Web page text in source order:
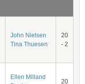
John Nielsen
Tina Thuesen
20
- 2
Ellen Milland
20